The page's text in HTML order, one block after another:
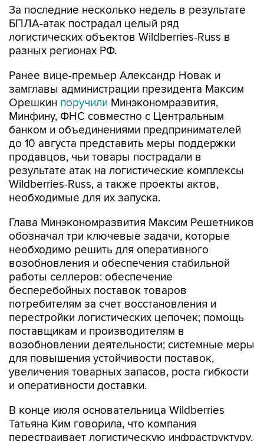
За последние несколько недель в результате
БПЛА-атак пострадал целый ряд
логистических объектов Wildberries-Russ в
разных регионах РФ.
Ранее вице-премьер Александр Новак и
замглавы администрации президента Максим
Орешкин поручили Минэкономразвития,
Минфину, ФНС совместно с Центральным
банком и объединениями предпринимателей
до 10 августа представить меры поддержки
продавцов, чьи товары пострадали в
результате атак на логистические комплексы
Wildberries-Russ, а также проекты актов,
необходимые для их запуска.
Глава Минэкономразвития Максим Решетников
обозначал три ключевые задачи, которые
необходимо решить для оперативного
возобновления и обеспечения стабильной
работы селлеров: обеспечение
бесперебойных поставок товаров
потребителям за счет восстановления и
перестройки логистических цепочек; помощь
поставщикам и производителям в
возобновлении деятельности; системные меры
для повышения устойчивости поставок,
увеличения товарных запасов, роста гибкости
и оперативности доставки.
В конце июля основательница Wildberries
Татьяна Ким говорила, что компания
перестраивает логистическую инфраструктуру,